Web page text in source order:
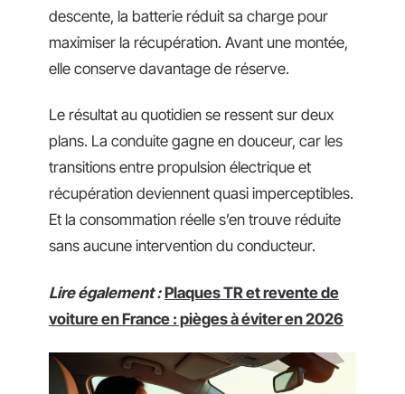
descente, la batterie réduit sa charge pour
maximiser la récupération. Avant une montée,
elle conserve davantage de réserve.
Le résultat au quotidien se ressent sur deux
plans. La conduite gagne en douceur, car les
transitions entre propulsion électrique et
récupération deviennent quasi imperceptibles.
Et la consommation réelle s’en trouve réduite
sans aucune intervention du conducteur.
Lire également : Plaques TR et revente de
voiture en France : pièges à éviter en 2026